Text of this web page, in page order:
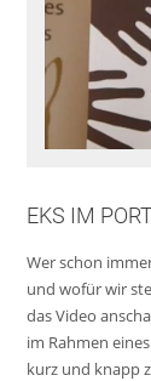
EKS IM
Wer schon
und wofür wir
das Video
im Rahmen
kurz und knapp